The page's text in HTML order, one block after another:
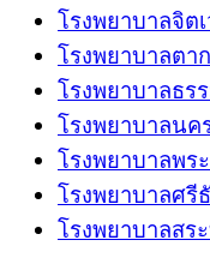
โรงพยาบาลจิต
โรงพยาบาลตา
โรงพยาบาลธร
โรงพยาบาลนค
โรงพยาบาลพร
โรงพยาบาลศ
โรงพยาบาลสร